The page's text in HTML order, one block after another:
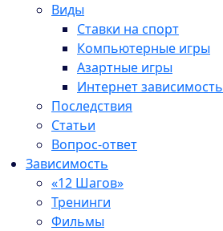
Виды
Ставки на спорт
Компьютерные игры
Азартные игры
Интернет зависимость
Последствия
Статьи
Вопрос-ответ
Зависимость
«12 Шагов»
Тренинги
Фильмы